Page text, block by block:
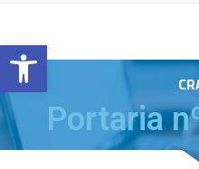
Barra de Ferramentas Aberta
Portaria